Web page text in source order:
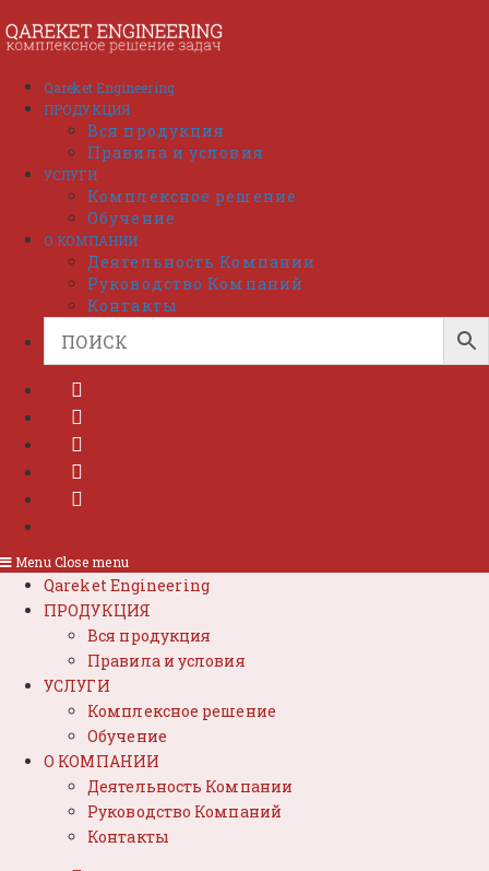
к
содержимому
Qareket Engineering
ПРОДУКЦИЯ
Вся продукция
Правила и условия
УСЛУГИ
Комплексное решение
Обучение
О КОМПАНИИ
Деятельность Компании
Руководство Компаний
Контакты
Menu Close menu
Qareket Engineering
ПРОДУКЦИЯ
Вся продукция
Правила и условия
УСЛУГИ
Комплексное решение
Обучение
О КОМПАНИИ
Деятельность Компании
Руководство Компаний
Контакты